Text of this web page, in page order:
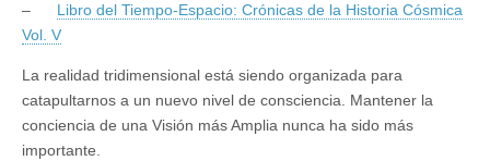
– Libro del Tiempo-Espacio: Crónicas de la Historia Cósmica
Vol. V
La realidad tridimensional está siendo organizada para
catapultarnos a un nuevo nivel de consciencia. Mantener la
conciencia de una Visión más Amplia nunca ha sido más
importante.